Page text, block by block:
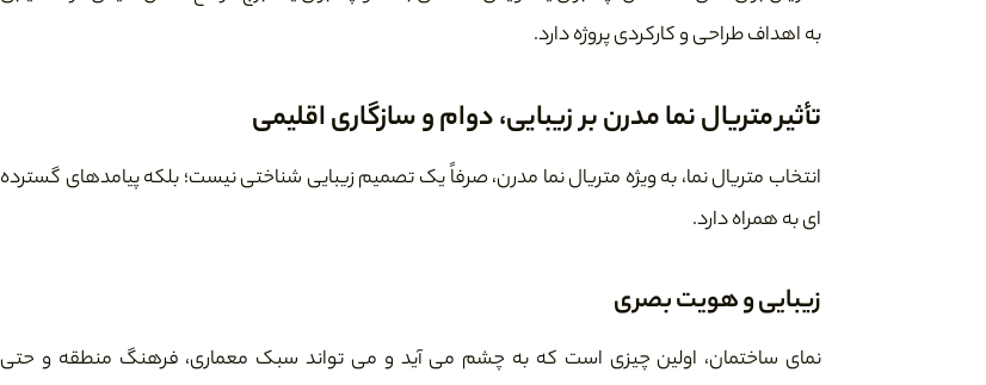
به اهداف طراحی و کارکردی پروژه دارد.
تأثیر متریال نما مدرن بر زیبایی، دوام و سازگاری اقلیمی
انتخاب متریال نما، به ویژه متریال نما مدرن، صرفاً یک تصمیم زیبایی شناختی نیست؛ بلکه پیامدهای گسترده
ای به همراه دارد.
زیبایی و هویت بصری
نمای ساختمان، اولین چیزی است که به چشم می آید و می تواند سبک معماری، فرهنگ منطقه و حتی